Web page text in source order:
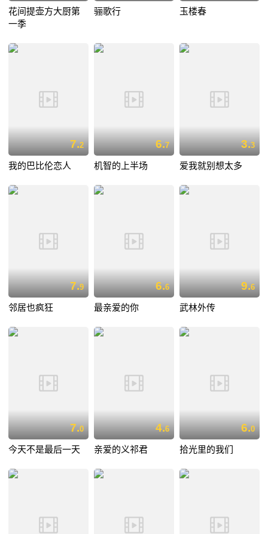
花间提壶方大厨第
一季
骊歌行 玉楼春
7.2
我的巴比伦恋人
6.7
机智的上半场
3.3
爱我就别想太多
7.9
邻居也疯狂
6.6
最亲爱的你
9.6
武林外传
7.0
今天不是最后一天
4.6
亲爱的义祁君
6.0
拾光里的我们